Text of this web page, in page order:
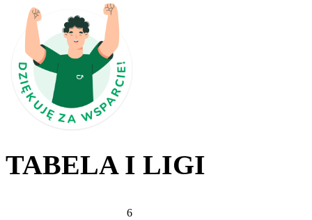
TABELA I LIGI
6